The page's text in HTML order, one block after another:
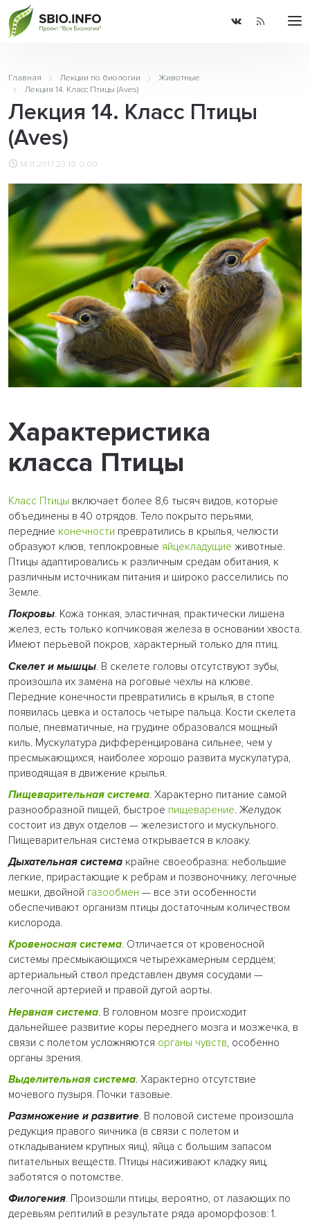
Главная Лекции по биологии
Животные
Лекция 14. Класс Птицы (Aves)
Лекция 14. Класс Птицы
(Aves)
14.11.2017 23:18 0.00
Характеристика
класса Птицы
Класс Птицы включает более 8,6 тысяч видов, которые
объединены в 40 отрядов. Тело покрыто перьями,
передние конечности превратились в крылья, челюсти
образуют клюв, теплокровные яйцекладущие животные.
Птицы адаптировались к различным средам обитания, к
различным источникам питания и широко расселились по
Земле.
Покровы. Кожа тонкая, эластичная, практически лишена
желез, есть только копчиковая железа в основании хвоста.
Имеют перьевой покров, характерный только для птиц.
Скелет и мышцы. В скелете головы отсутствуют зубы,
произошла их замена на роговые чехлы на клюве.
Передние конечности превратились в крылья, в стопе
появилась цевка и осталось четыре пальца. Кости скелета
полые, пневматичные, на грудине образовался мощный
киль. Мускулатура дифференцирована сильнее, чем у
пресмыкающихся, наиболее хорошо развита мускулатура,
приводящая в движение крылья.
Пищеварительная система. Характерно питание самой
разнообразной пищей, быстрое пищеварение. Желудок
состоит из двух отделов — железистого и мускульного.
Пищеварительная система открывается в клоаку.
Дыхательная система крайне своеобразна: небольшие
легкие, прирастающие к ребрам и позвоночнику, легочные
мешки, двойной газообмен — все эти особенности
обеспечивают организм птицы достаточным количеством
кислорода.
Кровеносная система. Отличается от кровеносной
системы пресмыкающихся четырехкамерным сердцем;
артериальный ствол представлен двумя сосудами —
легочной артерией и правой дугой аорты.
Нервная система. В головном мозге происходит
дальнейшее развитие коры переднего мозга и мозжечка, в
связи с полетом усложняются органы чувств, особенно
органы зрения.
Выделительная система. Характерно отсутствие
мочевого пузыря. Почки тазовые.
Размножение и развитие. В половой системе произошла
редукция правого яичника (в связи с полетом и
откладыванием крупных яиц), яйца с большим запасом
питательных веществ. Птицы насиживают кладку яиц,
заботятся о потомстве.
Филогения. Произошли птицы, вероятно, от лазающих по
деревьям рептилий в результате ряда ароморфозов: 1.